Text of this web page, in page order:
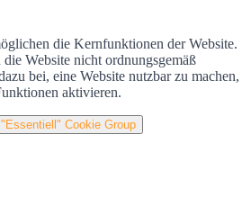
die Kernfunktionen der Website.
Website nicht ordnungsgemäß
bei, eine Website nutzbar zu machen,
aktivieren.
Cookie Group